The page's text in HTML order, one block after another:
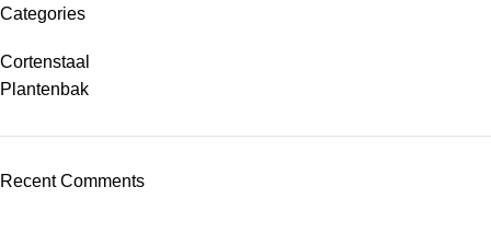
Categories
Cortenstaal
Plantenbak
Recent Comments